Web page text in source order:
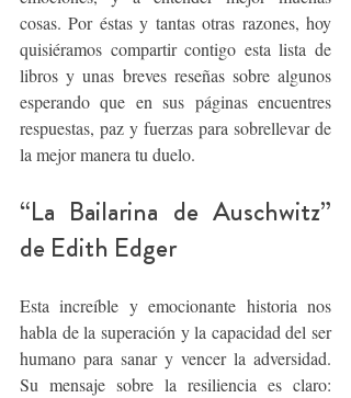
cosas. Por éstas y tantas otras razones, hoy
quisiéramos compartir contigo esta lista de
libros y unas breves reseñas sobre algunos
esperando que en sus páginas encuentres
respuestas, paz y fuerzas para sobrellevar de
la mejor manera tu duelo.
“La Bailarina de Auschwitz”
de Edith Edger
Esta increíble y emocionante historia nos
habla de la superación y la capacidad del ser
humano para sanar y vencer la adversidad.
Su mensaje sobre la resiliencia es claro: